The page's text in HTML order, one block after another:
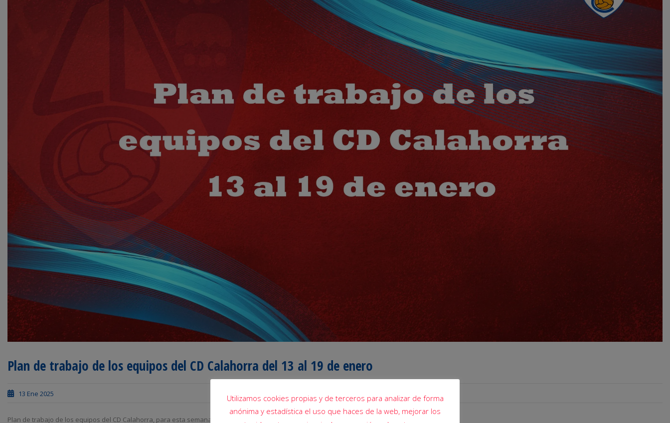
Plan de trabajo de los equipos del CD Calahorra del 13 al 19 de enero
13 Ene 2025
Plan de trabajo de los equipos del CD Calahorra, para esta semana, 13 al 19 de enero.
Utilizamos cookies propias y de terceros para analizar de forma
anónima y estadística el uso que haces de la web, mejorar los